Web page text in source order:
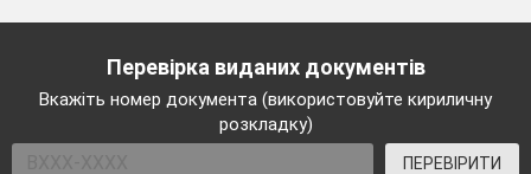
Перевірка виданих документів
Вкажіть номер документа (використовуйте кириличну
розкладку)
ПЕРЕВІРИТИ